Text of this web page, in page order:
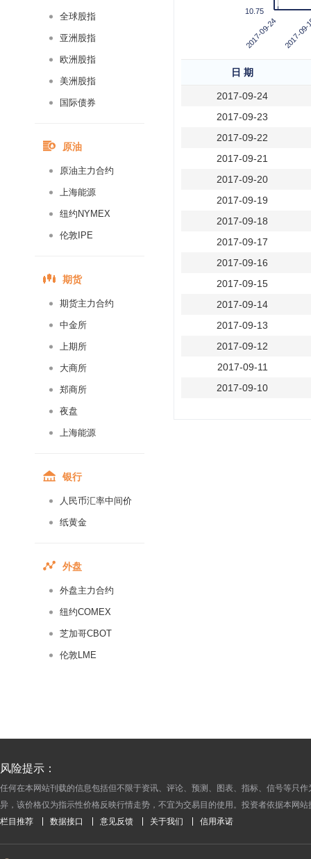
全球股指
亚洲股指
欧洲股指
美洲股指
国际债券
原油
原油主力合约
上海能源
纽约NYMEX
伦敦IPE
期货
期货主力合约
中金所
上期所
大商所
郑商所
夜盘
上海能源
银行
人民币汇率中间价
纸黄金
外盘
外盘主力合约
纽约COMEX
芝加哥CBOT
伦敦LME
2017-09-24 2017-
10.75
日 期
2017-09-24
2017-09-23
2017-09-22
2017-09-21
2017-09-20
2017-09-19
2017-09-18
2017-09-17
2017-09-16
2017-09-15
2017-09-14
2017-09-13
2017-09-12
2017-09-11
2017-09-10
2017-08-24
2017-08-22
2017-08-21
2017-08-20
2017-08-19
风险提示：
任何在本网站刊载的信息包括但不限于资讯、评论、预测、图表、指标、信号等只
异，该价格仅为指示性价格反映行情走势，不宜为交易目的使用。投资者依据本网
栏目推荐 数据接口 意见反馈 关于我们 信用承诺